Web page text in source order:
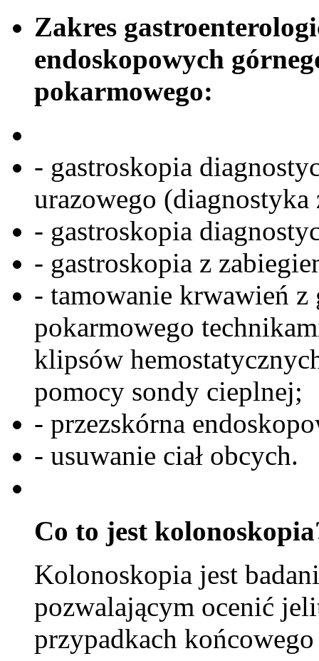
Zakres
endoskopowych
pokarmowego:
- gastroskopia
urazowego
- gastroskopia
- gastroskopia z
- tamowanie krwawień
pokarmowego
klipsów
pomocy sondy cieplnej;
- przezskórna
- usuwanie ciał obcych.
Co to jest
Kolonoskopia jest
pozwalającym ocenić
przypadkach